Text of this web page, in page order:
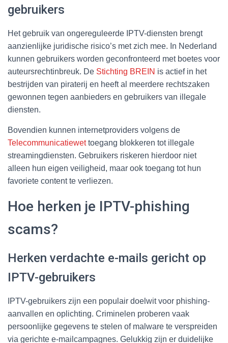
gebruikers
Het gebruik van ongereguleerde IPTV-diensten brengt
aanzienlijke juridische risico’s met zich mee. In Nederland
kunnen gebruikers worden geconfronteerd met boetes voor
auteursrechtinbreuk. De Stichting BREIN is actief in het
bestrijden van piraterij en heeft al meerdere rechtszaken
gewonnen tegen aanbieders en gebruikers van illegale
diensten.
Bovendien kunnen internetproviders volgens de
Telecommunicatiewettoegang blokkeren tot illegale
streamingdiensten. Gebruikers riskeren hierdoor niet
alleen hun eigen veiligheid, maar ook toegang tot hun
favoriete content te verliezen.
Hoe herken je IPTV-phishing
scams?
Herken verdachte e-mails gericht op
IPTV-gebruikers
IPTV-gebruikers zijn een populair doelwit voor phishing-
aanvallen en oplichting. Criminelen proberen vaak
persoonlijke gegevens te stelen of malware te verspreiden
via gerichte e-mailcampagnes. Gelukkig zijn er duidelijke